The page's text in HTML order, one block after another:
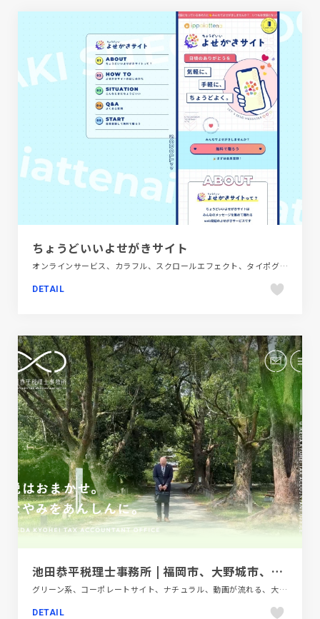
ちょうどいいよせがきサイト
オンラインサービス、カラフル、スクロールエフェクト、タイポグラフィー、ブランド・サービスサイト、ブルー系、ポップ、モーション多め
DETAIL
池田恭平税理士事務所 | 福岡市、大野城市、春日市、筑紫野市、太宰府市、那珂川市
グリーン系、コーポレートサイト、ナチュラル、動画が流れる、大きめ写真、金融・法律・人材・専門職
DETAIL